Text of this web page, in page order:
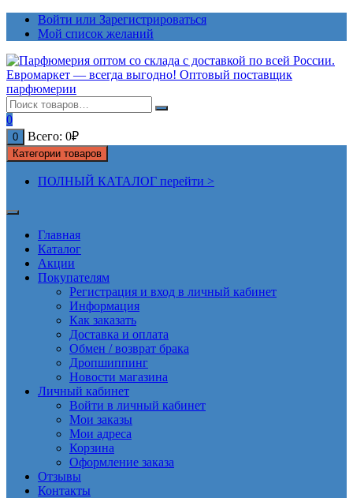
ПерейтиВойти или Зарегистрироваться
Мой список желаний
0
0 Всего: 0₽
Категории товаров
ПОЛНЫЙ КАТАЛОГ перейти >
Главная
Каталог
Акции
Покупателям
Регистрация и вход в личный кабинет
Информация
Как заказать
Доставка и оплата
Обмен / возврат брака
Дропшиппинг
Новости магазина
Личный кабинет
Войти в личный кабинет
Мои заказы
Мои адреса
Корзина
Оформление заказа
Отзывы
Контакты